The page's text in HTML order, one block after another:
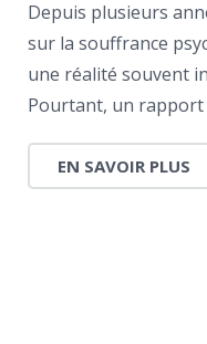
Depuis plusieurs
sur la souffrance
une réalité souvent
Pourtant, un
EN SAVOIR PLUS